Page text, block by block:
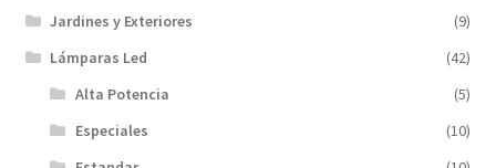
Jardines y Exteriores
(9)
Lámparas Led
(42)
Alta Potencia
(5)
Especiales
(10)